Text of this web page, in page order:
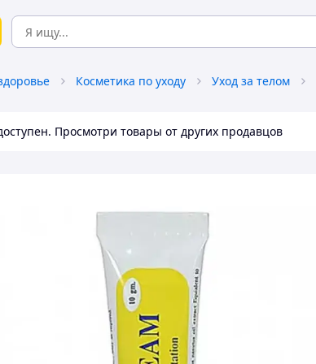
Косметика по уходу Уход за телом
Просмотри товары от других продавцов